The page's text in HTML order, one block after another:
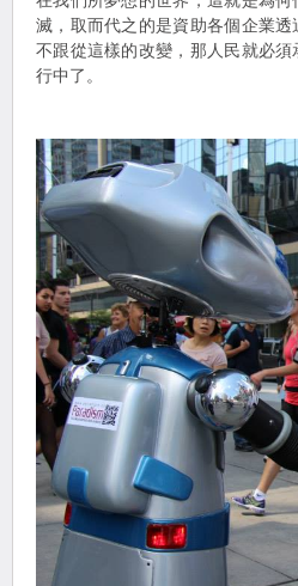
滅，取而代之的是資助各個企業
不跟從這樣的改變，那人民就必
行中了。